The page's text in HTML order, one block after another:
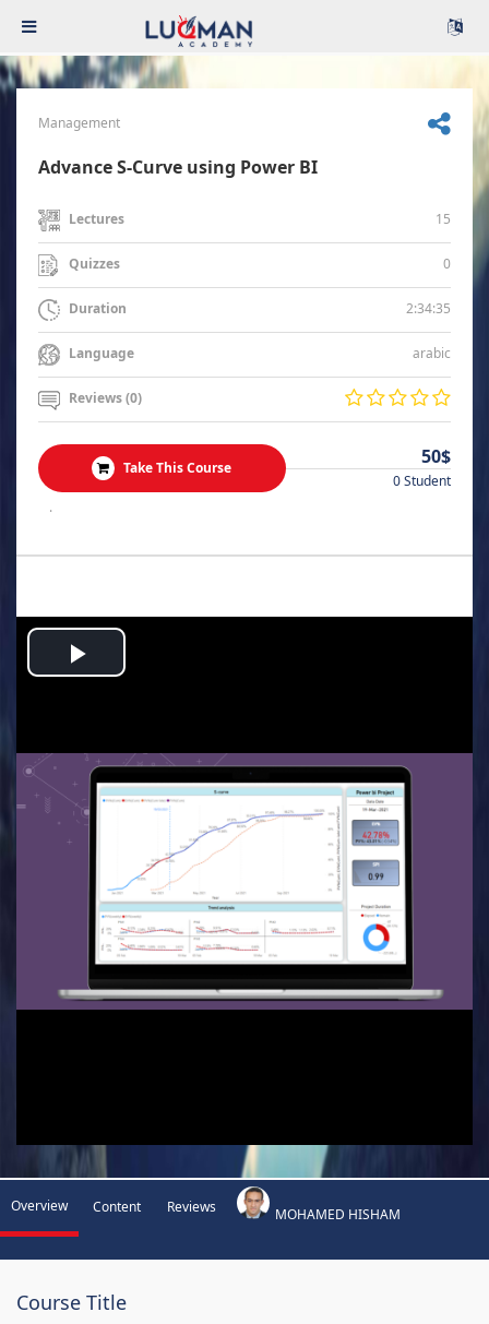
Management
Advance S-Curve using Power BI
Lectures 15
Quizzes 0
Duration 2:34:35
Language arabic
Reviews (0)
Take This Course 50$
0 Student
.
Play
Overview Content Reviews MOHAMED HISHAM
Course Title